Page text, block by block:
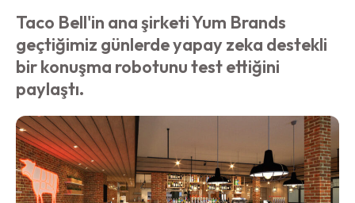
Taco Bell'in ana şirketi Yum Brands
geçtiğimiz günlerde yapay zeka destekli
bir konuşma robotunu test ettiğini
paylaştı.